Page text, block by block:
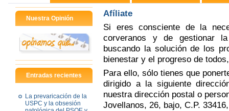
Nuestra Opinión
Entradas recientes
La prevaricación de la
USPC y la obsesión
Afíliate
Si eres consciente de la
corveranos y de gestionar
buscando la solución de los
bienestar y el progreso de
Para ello, sólo tienes que
dirigido a la siguiente
nuestra dirección postal o
Jovellanos, 26, bajo, C.P.